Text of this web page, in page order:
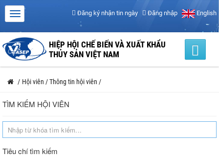
Đăng ký nhận tin ngày Đăng nhập English
HIỆP HỘI CHẾ BIẾN VÀ XUẤT KHẨU
THỦY SẢN VIỆT NAM
/ Hội viên /Thông tin hội viên /
TÌM KIẾM HỘI VIÊN
Tiêu chí tìm kiếm